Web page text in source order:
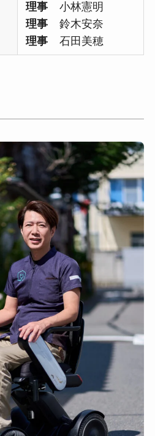
理事 小林憲明
理事 鈴木安奈
理事 石田美穂